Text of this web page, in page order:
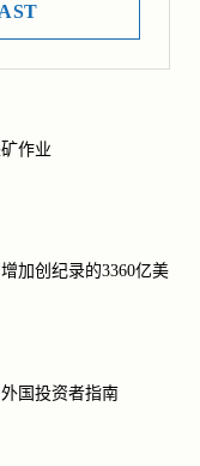
作业
加创纪录的3360亿美
国投资者指南